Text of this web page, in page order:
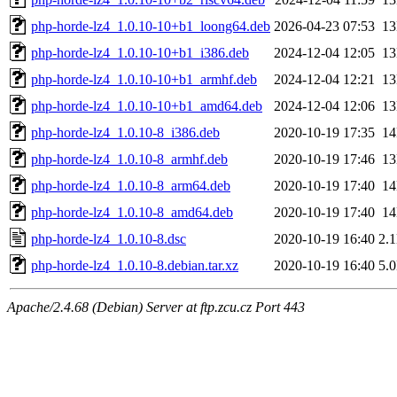
php-horde-lz4_1.0.10-10+b1_loong64.deb 2026-04-23 07:53
php-horde-lz4_1.0.10-10+b1_i386.deb
2024-12-04 12:05
php-horde-lz4_1.0.10-10+b1_armhf.deb
2024-12-04 12:21
php-horde-lz4_1.0.10-10+b1_amd64.deb
2024-12-04 12:06
php-horde-lz4_1.0.10-8_i386.deb
2020-10-19 17:35
php-horde-lz4_1.0.10-8_armhf.deb
2020-10-19 17:46
php-horde-lz4_1.0.10-8_arm64.deb
2020-10-19 17:40
php-horde-lz4_1.0.10-8_amd64.deb
2020-10-19 17:40
php-horde-lz4_1.0.10-8.dsc
2020-10-19 16:40
php-horde-lz4_1.0.10-8.debian.tar.xz
2020-10-19 16:40
Apache/2.4.68 (Debian) Server at ftp.zcu.cz Port 443